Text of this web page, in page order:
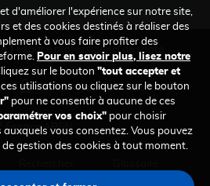
Espace professionnel de santé
Espace des administrateurs
Espace ARSN
d'améliorer l'expérience sur notre site,
et des cookies destinés à réaliser des
à vous faire profiter des
Pour en savoir plus, lisez notre
sur le bouton "tout accepter et
utilisations ou cliquez sur le bouton
pour ne consentir à aucune de ces
vos choix"pour choisir
vous consentez. Vous pouvez
gestion des cookies à tout moment.